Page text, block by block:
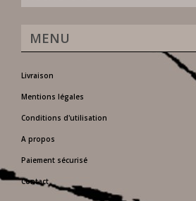
MENU
Livraison
Mentions légales
Conditions d'utilisation
A propos
Paiement sécurisé
Contact